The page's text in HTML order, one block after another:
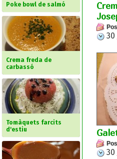
Poke bowl de salmó
Crema freda de
carbassó
Tomàquets farcits
d'estiu
30
30